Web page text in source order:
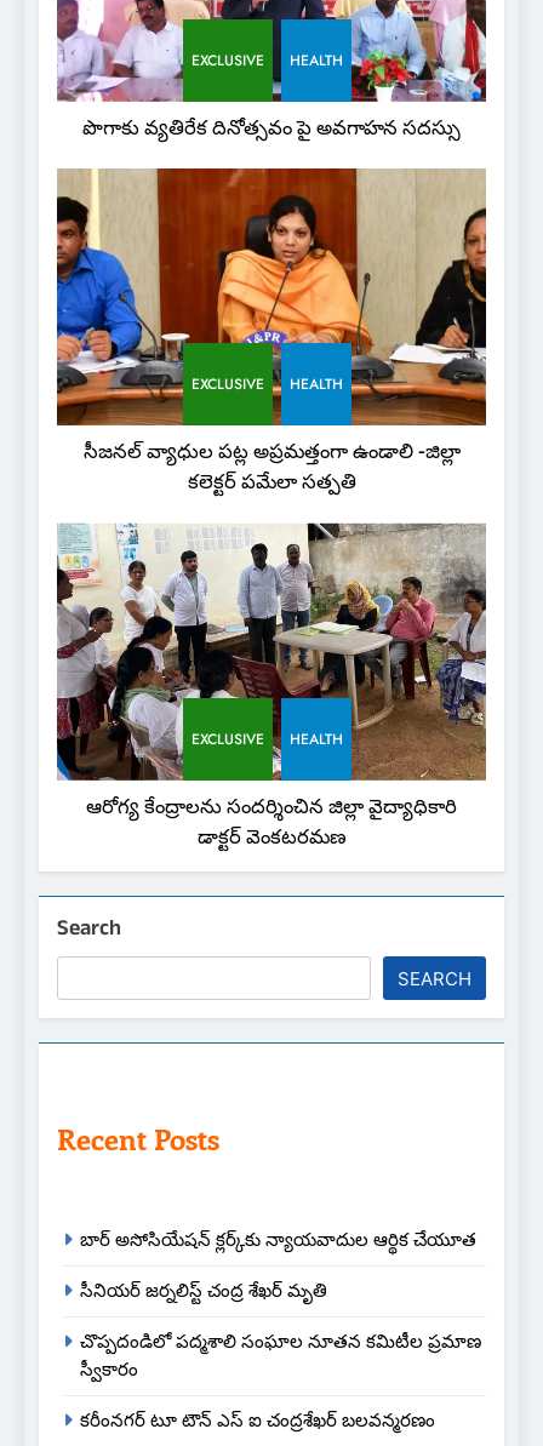
EXCLUSIVE HEALTH
పొగాకు వ్యతిరేక దినోత్సవం పై అవగాహన సదస్సు
EXCLUSIVE HEALTH
సీజనల్ వ్యాధుల పట్ల అప్రమత్తంగా ఉండాలి -జిల్లా
కలెక్టర్ పమేలా సత్పతి
EXCLUSIVE HEALTH
ఆరోగ్య కేంద్రాలను సందర్శించిన జిల్లా వైద్యాధికారి
డాక్టర్ వెంకటరమణ
Search
SEARCH
Recent Posts
బార్ అసోసియేషన్ క్లర్క్‌కు న్యాయవాదుల ఆర్థిక చేయూత
సీనియర్ జర్నలిస్ట్ చంద్ర శేఖర్ మృతి
చొప్పదండిలో పద్మశాలి సంఘాల నూతన కమిటీల ప్రమాణ
స్వీకారం
కరీంనగర్ టూ టౌన్ ఎస్ ఐ చంద్రశేఖర్ బలవన్మరణం